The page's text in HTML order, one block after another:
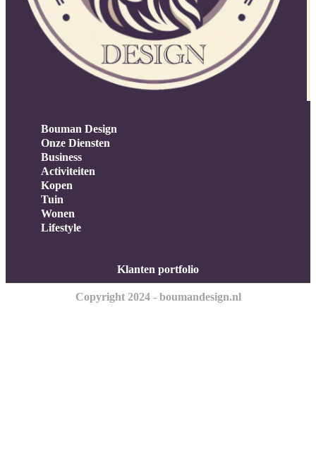
Bouman Design
Onze Diensten
Business
Activiteiten
Kopen
Tuin
Wonen
Lifestyle
Klanten portfolio
Copyright 2024 - boumandesign.nl